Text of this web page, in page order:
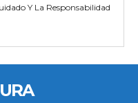
Y La Responsabilidad